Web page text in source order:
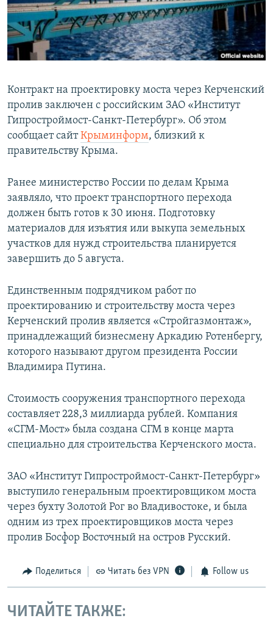
ПОБЕДИТЕЛЕЙ НЕ СУДЯТ?
КРЫМ.НЕПОКОРЕННЫЙ
ELIFBE
ПРИСОЕДИНЯЙТЕСЬ!
Все сайты RFE/RL
Контракт на проектировку моста через Керченский
пролив заключен с российским ЗАО «Институт
Гипростроймост-Санкт-Петербург». Об этом
сообщает сайтКрыминформ, близкий к
правительству Крыма.
Ранее министерство России по делам Крыма
заявляло, что проект транспортного перехода
должен быть готов к 30 июня. Подготовку
материалов для изъятия или выкупа земельных
участков для нужд строительства планируется
завершить до 5 августа.
Единственным подрядчиком работ по
проектированию и строительству моста через
Керченский пролив является «Стройгазмонтаж»,
принадлежащий бизнесмену Аркадию Ротенбергу,
которого называют другом президента России
Владимира Путина.
Стоимость сооружения транспортного перехода
составляет 228,3 миллиарда рублей. Компания
«СГМ-Мост» была создана СГМ в конце марта
специально для строительства Керченского моста.
ЗАО «Институт Гипростроймост-Санкт-Петербург»
выступило генеральным проектировщиком моста
через бухту Золотой Рог во Владивостоке, и была
одним из трех проектировщиков моста через
пролив Босфор Восточный на остров Русский.
Поделиться Читать без VPN Follow us
ЧИТАЙТЕ ТАКЖЕ: